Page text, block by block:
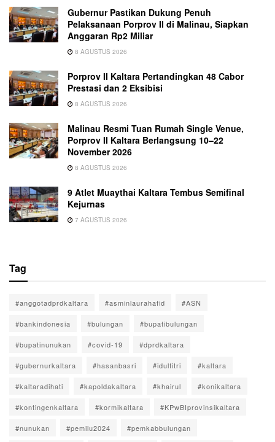
Gubernur Pastikan Dukung Penuh
Pelaksanaan Porprov II di Malinau, Siapkan
Anggaran Rp2 Miliar
8 AGUSTUS 2026
Porprov II Kaltara Pertandingkan 48 Cabor
Prestasi dan 2 Eksibisi
8 AGUSTUS 2026
Malinau Resmi Tuan Rumah Single Venue,
Porprov II Kaltara Berlangsung 10–22
November 2026
8 AGUSTUS 2026
9 Atlet Muaythai Kaltara Tembus Semifinal
Kejurnas
7 AGUSTUS 2026
Tag
#anggotadprdkaltara #asminlaurahafid #ASN
#bankindonesia #bulungan #bupatibulungan
#bupatinunukan #covid-19 #dprdkaltara
#gubernurkaltara #hasanbasri #idulfitri #kaltara
#kaltaradihati #kapoldakaltara #khairul #konikaltara
#kontingenkaltara #kormikaltara #KPwBIprovinsikaltara
#nunukan #pemilu2024 #pemkabbulungan